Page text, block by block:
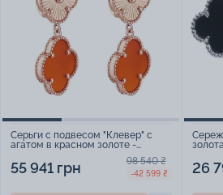
Серьги с подвесом "Клевер" с
агатом в красном золоте -
55 941 грн 98 540 ₴
-42 599 ₴ 26